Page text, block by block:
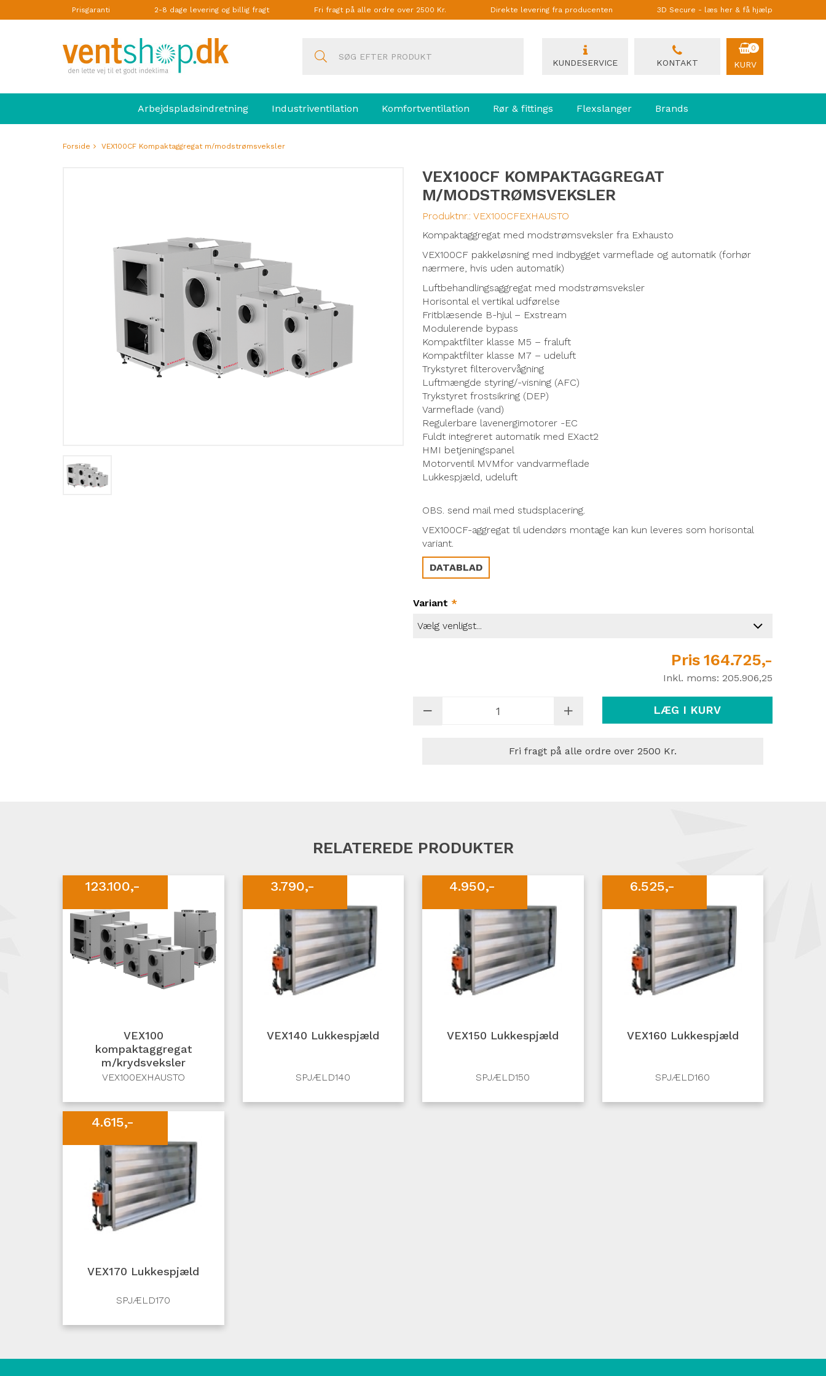
Prisgaranti 2-8 dage levering og billig fragt Fri fragt på alle ordre over 2500 Kr. Direkte levering fra producenten 3D Secure - læs her & få hjælp
KUNDESERVICE KONTAKT
0
KURV
Arbejdspladsindretning Industriventilation Komfortventilation Rør & fittings Flexslanger Brands
Forside VEX100CF Kompaktaggregat m/modstrømsveksler
VEX100CF KOMPAKTAGGREGAT
M/MODSTRØMSVEKSLER
Produktnr.: VEX100CFEXHAUSTO
Kompaktaggregat med modstrømsveksler fra Exhausto
VEX100CF pakkeløsning med indbygget varmeflade og automatik (forhør
nærmere, hvis uden automatik)
Luftbehandlingsaggregat med modstrømsveksler
Horisontal el vertikal udførelse
Fritblæsende B-hjul – Exstream
Modulerende bypass
Kompaktfilter klasse M5 – fraluft
Kompaktfilter klasse M7 – udeluft
Trykstyret filterovervågning
Luftmængde styring/-visning (AFC)
Trykstyret frostsikring (DEP)
Varmeflade (vand)
Regulerbare lavenergimotorer -EC
Fuldt integreret automatik med EXact2
HMI betjeningspanel
Motorventil MVMfor vandvarmeflade
Lukkespjæld, udeluft
OBS. send mail med studsplacering.
VEX100CF-aggregat til udendørs montage kan kun leveres som horisontal
variant.
DATABLAD
Variant *
Pris 164.725,-
Inkl. moms: 205.906,25
LÆG I KURV
Fri fragt på alle ordre over 2500 Kr.
RELATEREDE PRODUKTER
123.100,-
VEX100
kompaktaggregat
m/krydsveksler
VEX100EXHAUSTO
3.790,-
VEX140 Lukkespjæld
SPJÆLD140
4.950,-
VEX150 Lukkespjæld
SPJÆLD150
6.525,-
VEX160 Lukkespjæld
SPJÆLD160
4.615,-
VEX170 Lukkespjæld
SPJÆLD170